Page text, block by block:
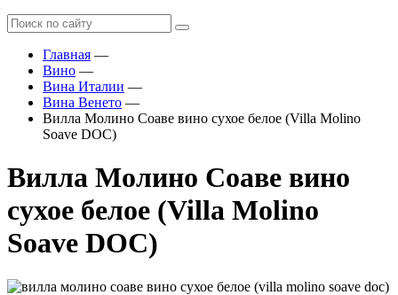
Главная —
Вино —
Вина Италии —
Вина Венето —
Вилла Молино Соаве вино сухое белое (Villa Molino
Soave DOC)
Вилла Молино Соаве вино
сухое белое (Villa Molino
Soave DOC)